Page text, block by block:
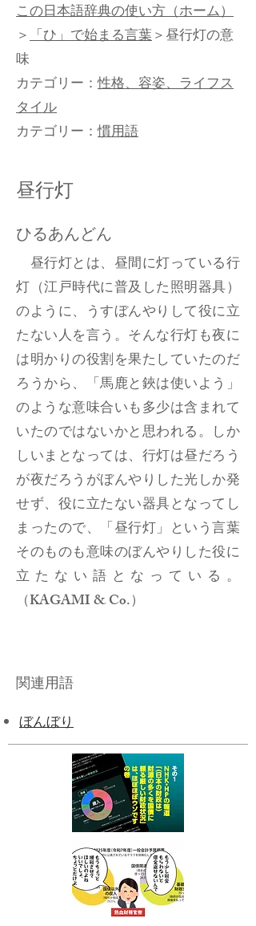
この日本語辞典の使い方（ホーム）
＞「ひ」で始まる言葉＞昼行灯の意
味
カテゴリー：性格、容姿、ライフス
タイル
カテゴリー：慣用語
昼行灯
ひるあんどん
昼行灯とは、昼間に灯っている行
灯（江戸時代に普及した照明器具）
のように、うすぼんやりして役に立
たない人を言う。そんな行灯も夜に
は明かりの役割を果たしていたのだ
ろうから、「馬鹿と鋏は使いよう」
のような意味合いも多少は含まれて
いたのではないかと思われる。しか
しいまとなっては、行灯は昼だろう
が夜だろうがぼんやりした光しか発
せず、役に立たない器具となってし
まったので、「昼行灯」という言葉
そのものも意味のぼんやりした役に
立たない語となっている。
（KAGAMI & Co.）
関連用語
ぼんぼり